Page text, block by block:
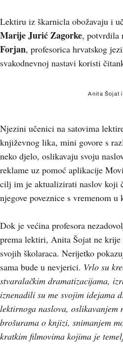
Lektiru iz škarnicla obožavaju i
Marije Jurić Zagorke, potvrdila
Forjan, profesorica hrvatskog
svakodnevnoj nastavi koristi
Anita Šojat
Njezini učenici na satovima
književnog lika, mini govore s
neko djelo, oslikavaju svoju
reklame uz pomoć aplikacije
cilj im je aktualizirati naslov koji
njegove poveznice s vremenom u
Dok je većina profesora
prema lektiri, Anita Šojat ne krije
svojih školaraca. Nerijetko
sama bude u nevjerici. Vrlo su
stvaralačkim dramatizacijama,
iznenadili su me svojim idejama
lektirnoga naslova, oslikavanjem
brošurama o knjizi, snimanjem
kratkim filmovima kojima je